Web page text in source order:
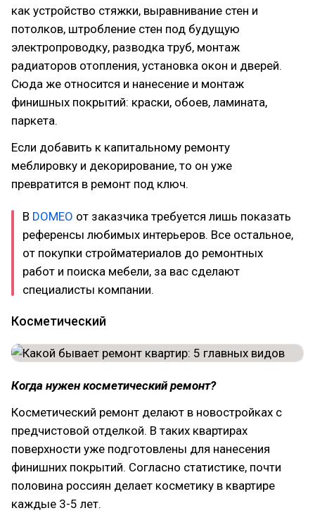
как устройство стяжки, выравнивание стен и
потолков, штробление стен под будущую
электропроводку, разводка труб, монтаж
радиаторов отопления, установка окон и дверей.
Сюда же относится и нанесение и монтаж
финишных покрытий: краски, обоев, ламината,
паркета.
Если добавить к капитальному ремонту
меблировку и декорирование, то он уже
превратится в ремонт под ключ.
В DOMEO от заказчика требуется лишь показать
референсы любимых интерьеров. Все остальное,
от покупки стройматериалов до ремонтных
работ и поиска мебели, за вас сделают
специалисты компании.
Косметический
Когда нужен косметический ремонт?
Косметический ремонт делают в новостройках с
предчистовой отделкой. В таких квартирах
поверхности уже подготовлены для нанесения
финишних покрытий. Согласно статистике, почти
половина россиян делает косметику в квартире
каждые 3-5 лет.